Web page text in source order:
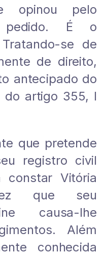
pelo
pedido. É o
Tratando-se de
de direito,
antecipado do
do artigo 355, I
que pretende
registro civil
Vitória
que seu
causa-lhe
Além
conhecida